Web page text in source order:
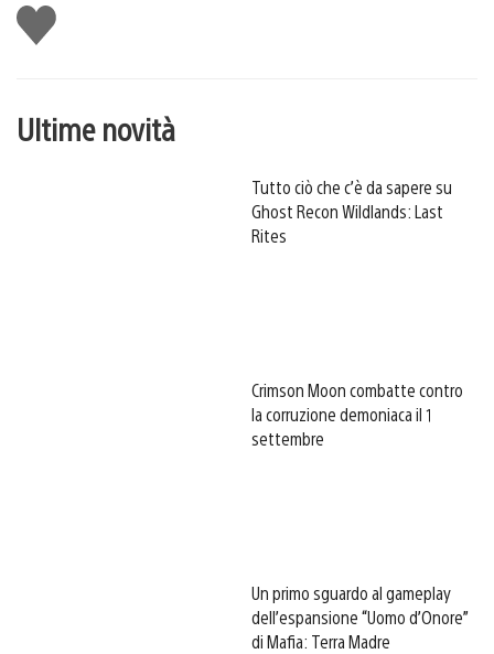
Mi
piace
Ultime novità
Tutto ciò che c’è da sapere su
Ghost Recon Wildlands: Last
Rites
Crimson Moon combatte contro
la corruzione demoniaca il 1
settembre
Un primo sguardo al gameplay
dell’espansione “Uomo d’Onore”
di Mafia: Terra Madre